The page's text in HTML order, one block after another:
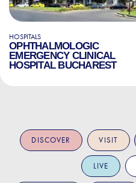
HOSPITALS
OPHTHALMOLOGIC
EMERGENCY CLINICAL
HOSPITAL BUCHAREST
DISCOVER VISIT
LIVE